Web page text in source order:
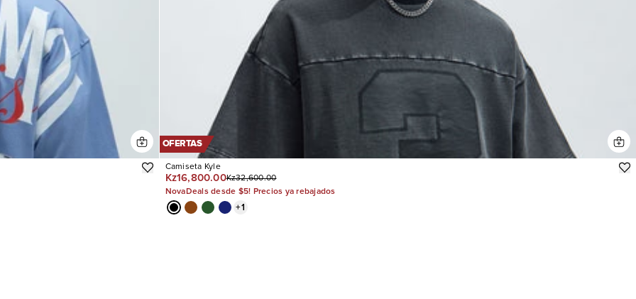
OFERTAS
Camiseta Kyle
Kz16,800.00Kz32,600.00
NovaDeals desde $5! Precios ya rebajados
+1